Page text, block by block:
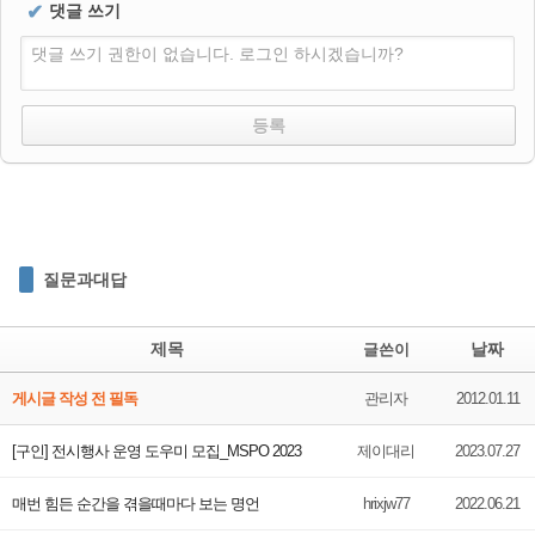
✔ 댓글 쓰기
댓글 쓰기 권한이 없습니다. 로그인 하시겠습니까?
질문과대답
제목 글쓴이 날짜
게시글 작성 전 필독 관리자 2012.01.11
[구인] 전시행사 운영 도우미 모집_MSPO 2023 제이대리 2023.07.27
매번 힘든 순간을 겪을때마다 보는 명언 hrixjw77 2022.06.21